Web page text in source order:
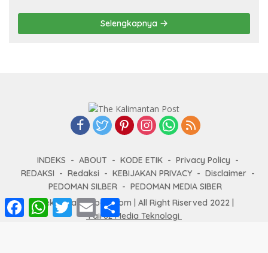
Selengkapnya
INDEKS ABOUT KODE ETIK
Privacy Policy
REDAKSI
Redaksi KEBIJAKAN PRIVACY
Disclaimer
PEDOMAN SILBER
PEDOMAN MEDIA SIBER
Thekalimantanpost.com | All Right Riserved 2022 |
Fairuz Media Teknologi
W
T
E
m
a
S
h
a